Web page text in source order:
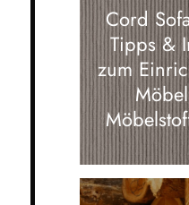
Cord
Tipps &
zum